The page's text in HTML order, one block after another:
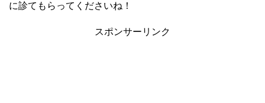
に診てもらってくださいね！
スポンサーリンク